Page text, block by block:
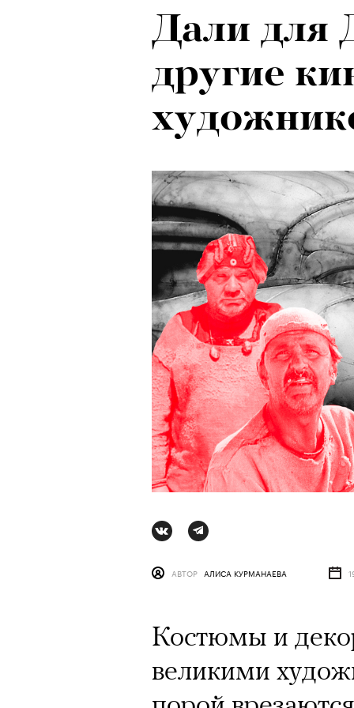
Дали для
другие
АВТОР АЛИСА КУРМАНАЕВА
Костюмы и
великими
почему
в горы
АВТОР ВАЛЕРИЯ ДАВЫДОВА-КАЛАШНИК